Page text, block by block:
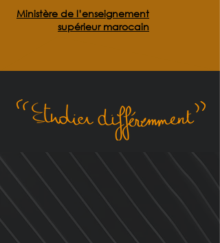
Ministère de l’enseignement
supérieur marocain